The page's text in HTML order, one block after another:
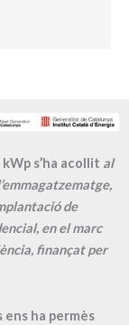
s’ha acollit al
de
en el marc
finançat per
ha permès